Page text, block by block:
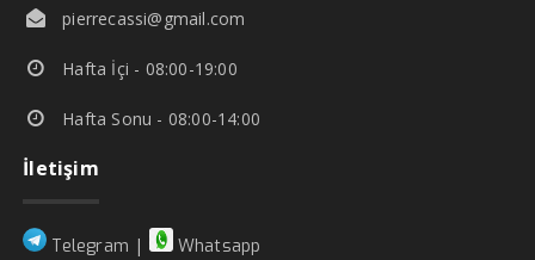
pierrecassi@gmail.com
Hafta İçi - 08:00-19:00
Hafta Sonu - 08:00-14:00
İletişim
Telegram | Whatsapp